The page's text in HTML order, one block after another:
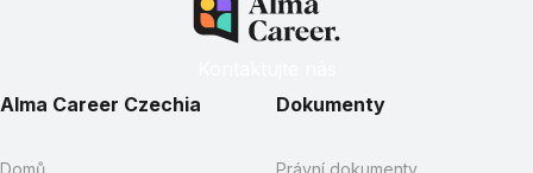
Alma Career Czechia
Domů
Dokumenty
Právní dokumenty